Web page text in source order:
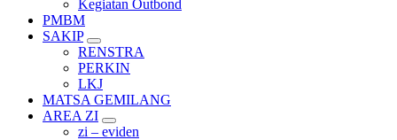
Kegiatan Outbond
PMBM
SAKIP
RENSTRA
PERKIN
LKJ
MATSA GEMILANG
AREA ZI
zi – eviden